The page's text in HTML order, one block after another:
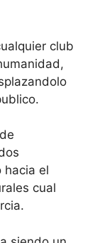
club
hacia el
cual